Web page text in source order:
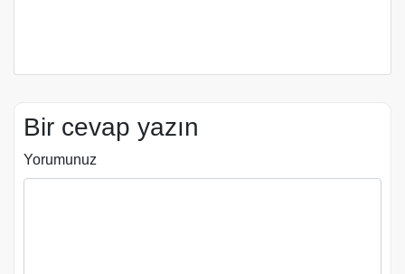
Bir cevap yazın
Yorumunuz